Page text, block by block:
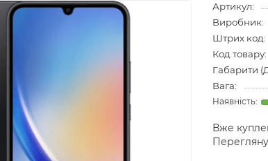
Артикул:
Виробник:
Штрих код:
Код товару:
Габарити
Вага:
Вже